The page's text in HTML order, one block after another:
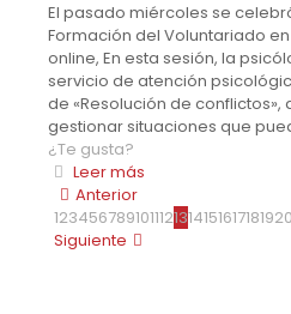
El pasado miércoles se
Formación del Voluntariado
online, En esta sesión, la
servicio de atención
de «Resolución de
gestionar situaciones que
¿Te gusta?
Leer más
Anterior
12345678910111213141516171819
Siguiente